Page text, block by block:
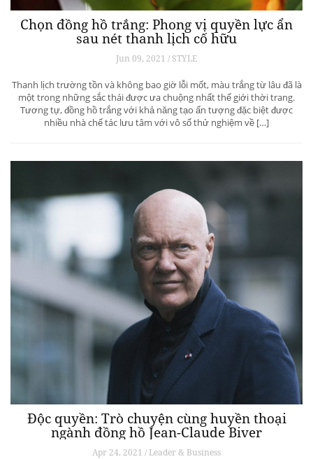
Chọn đồng hồ trắng: Phong vị quyền lực ẩn
sau nét thanh lịch cố hữu
Jun 09, 2021 / STYLE
Thanh lịch trường tồn và không bao giờ lỗi mốt, màu trắng từ lâu đã là
một trong những sắc thái được ưa chuộng nhất thế giới thời trang.
Tương tự, đồng hồ trắng với khả năng tạo ấn tượng đặc biệt được
nhiều nhà chế tác lưu tâm với vô số thử nghiệm về […]
Độc quyền: Trò chuyện cùng huyền thoại
ngành đồng hồ Jean-Claude Biver
Apr 24, 2021 / Leader & Business